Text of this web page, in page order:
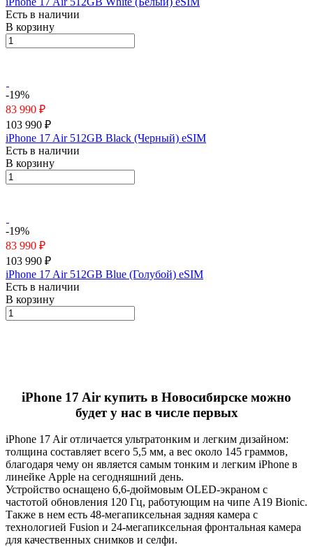
Есть в наличии
В корзину
-19%
83 990 ₽
103 990 ₽
iPhone 17 Air 512GB Black (Черный) eSIM
Есть в наличии
В корзину
-19%
83 990 ₽
103 990 ₽
iPhone 17 Air 512GB Blue (Голубой) eSIM
Есть в наличии
В корзину
iPhone 17 Air купить в Новосибирске можно
будет у нас в числе первых
iPhone 17 Air отличается ультратонким и легким дизайном:
толщина составляет всего 5,5 мм, а вес около 145 граммов,
благодаря чему он является самым тонким и легким iPhone в
линейке Apple на сегодняшний день.
Устройство оснащено 6,6-дюймовым OLED-экраном с
частотой обновления 120 Гц, работующим на чипе A19 Bionic.
Также в нем есть 48-мегапиксельная задняя камера с
технологией Fusion и 24-мегапиксельная фронтальная камера
для качественных снимков и селфи.